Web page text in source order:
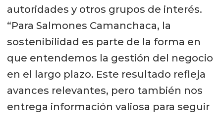
autoridades y otros grupos de interés.
“Para Salmones Camanchaca, la
sostenibilidad es parte de la forma en
que entendemos la gestión del negocio
en el largo plazo. Este resultado refleja
avances relevantes, pero también nos
entrega información valiosa para seguir